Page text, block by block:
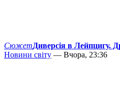
СюжетДиверсія в Лейпцигу.
Новини світу — Вчора, 23:36